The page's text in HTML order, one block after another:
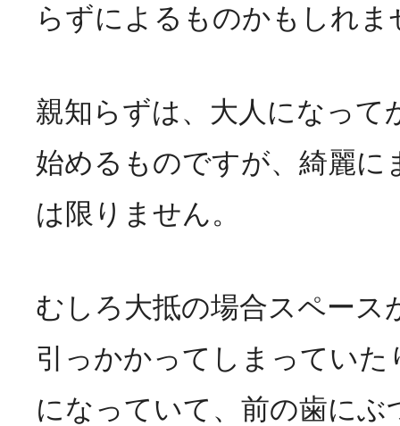
らずによるものかもしれま
親知らずは、大人になって
始めるものですが、綺麗に
は限りません。
むしろ大抵の場合スペース
引っかかってしまっていた
になっていて、前の歯に